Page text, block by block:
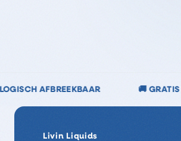
VERZENDING VANAF €40
Livin Liquids